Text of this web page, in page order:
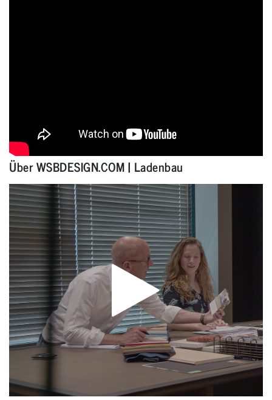
Über WSBDESIGN.COM | Ladenbau